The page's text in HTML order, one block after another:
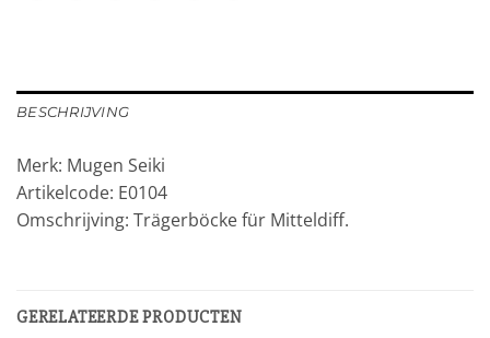
BESCHRIJVING
Merk: Mugen Seiki
Artikelcode: E0104
Omschrijving: Trägerböcke für Mitteldiff.
GERELATEERDE PRODUCTEN